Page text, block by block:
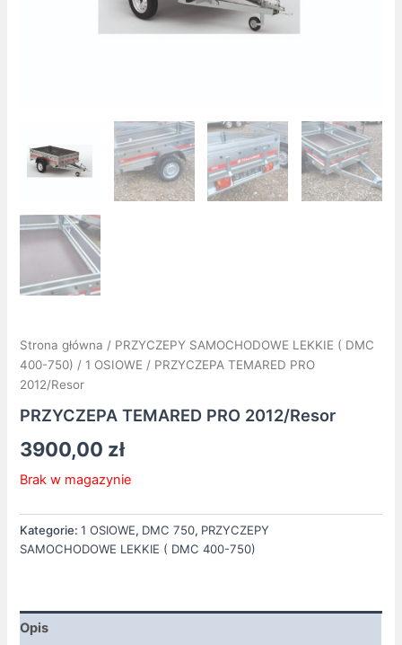
Strona główna / PRZYCZEPY SAMOCHODOWE LEKKIE ( DMC
400-750) /1 OSIOWE / PRZYCZEPA TEMARED PRO
2012/Resor
PRZYCZEPA TEMARED PRO 2012/Resor
3900,00 zł
Brak w magazynie
Kategorie:1 OSIOWE, DMC 750, PRZYCZEPY
SAMOCHODOWE LEKKIE ( DMC 400-750)
Opis